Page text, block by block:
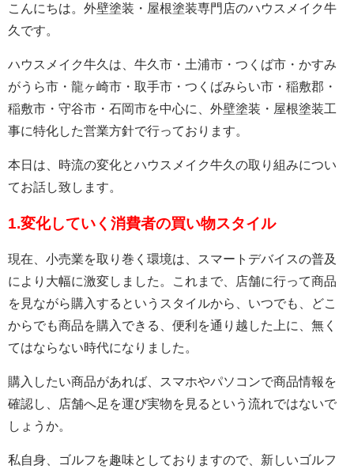
こんにちは。外壁塗装・屋根塗装専門店のハウスメイク牛
久です。
ハウスメイク牛久は、牛久市・土浦市・つくば市・かすみ
がうら市・龍ヶ崎市・取手市・つくばみらい市・稲敷郡・
稲敷市・守谷市・石岡市を中心に、外壁塗装・屋根塗装工
事に特化した営業方針で行っております。
本日は、時流の変化とハウスメイク牛久の取り組みについ
てお話し致します。
1.変化していく消費者の買い物スタイル
現在、小売業を取り巻く環境は、スマートデバイスの普及
により大幅に激変しました。これまで、店舗に行って商品
を見ながら購入するというスタイルから、いつでも、どこ
からでも商品を購入できる、便利を通り越した上に、無く
てはならない時代になりました。
購入したい商品があれば、スマホやパソコンで商品情報を
確認し、店舗へ足を運び実物を見るという流れではないで
しょうか。
私自身、ゴルフを趣味としておりますので、新しいゴルフ